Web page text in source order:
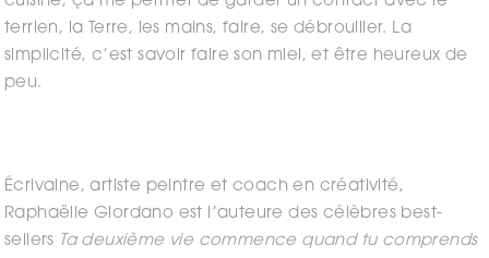
terrien, la Terre, les mains, faire, se débrouiller. La
simplicité, c’est savoir faire son miel, et être heureux de
peu.
Écrivaine, artiste peintre et coach en créativité,
Raphaëlle Giordano est l’auteure des célèbres best-
sellers Ta deuxième vie commence quand tu comprends